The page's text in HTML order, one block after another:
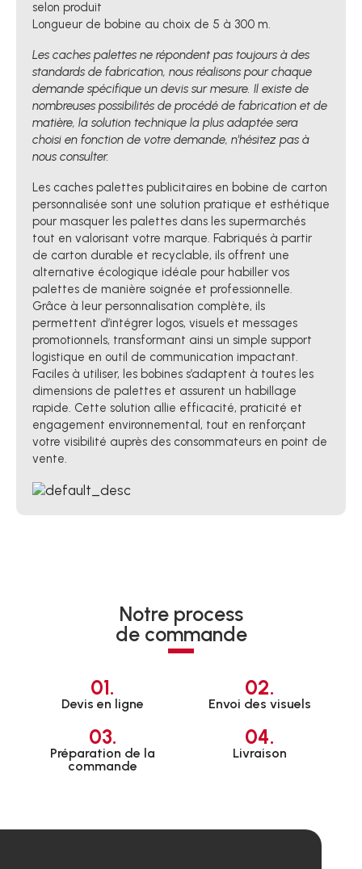
selon produit
Longueur de bobine au choix de 5 à 300 m.
Les caches palettes ne répondent pas toujours à des
standards de fabrication, nous réalisons pour chaque
demande spécifique un devis sur mesure. Il existe de
nombreuses possibilités de procédé de fabrication et de
matière, la solution technique la plus adaptée sera
choisi en fonction de votre demande, n'hésitez pas à
nous consulter.
Les caches palettes publicitaires en bobine de carton
personnalisée sont une solution pratique et esthétique
pour masquer les palettes dans les supermarchés
tout en valorisant votre marque. Fabriqués à partir
de carton durable et recyclable, ils offrent une
alternative écologique idéale pour habiller vos
palettes de manière soignée et professionnelle.
Grâce à leur personnalisation complète, ils
permettent d’intégrer logos, visuels et messages
promotionnels, transformant ainsi un simple support
logistique en outil de communication impactant.
Faciles à utiliser, les bobines s’adaptent à toutes les
dimensions de palettes et assurent un habillage
rapide. Cette solution allie efficacité, praticité et
engagement environnemental, tout en renforçant
votre visibilité auprès des consommateurs en point de
vente.
Notre process
de commande
01.
Devis en ligne
02.
Envoi des visuels
03.
Préparation de la
commande
04.
Livraison